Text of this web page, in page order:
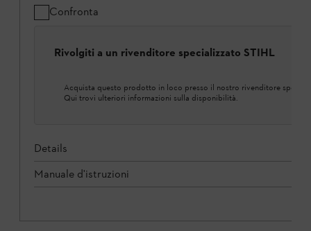
Confronta
Rivolgiti a un rivenditore specializzato STIHL
Acquista questo prodotto in loco presso il nostro rivenditore
Qui trovi ulteriori informazioni sulla disponibilità.
Details
Manuale d'istruzioni